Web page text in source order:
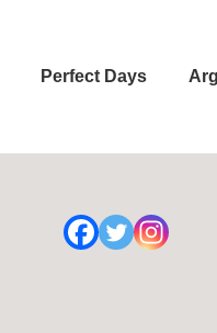
Perfect Days